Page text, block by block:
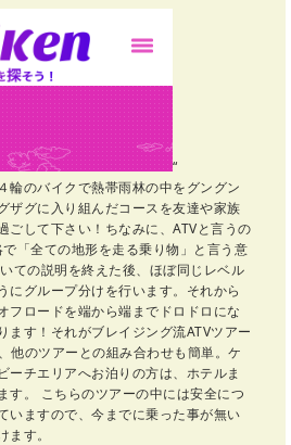
“
輪のバイクで熱帯雨林の中をグングン
ザグに入り組んだコースを友達や家族
ごして下さい！ちなみに、ATVと言うの
「全ての地形を走る乗り物」と言う意
ての説明を終えた後、ほぼ同じレベル
にグループ分けを行います。それから
フロードを端から端までドロドロにな
ます！それがブレイジング流ATVツアー
他のツアーとの組み合わせも簡単。ケ
ーチエリアへお泊りの方は、ホテルま
す。 こちらのツアーの中には安全につ
いますので、今までに乗った事が無い
す。